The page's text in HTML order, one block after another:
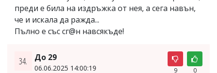
преди е била на издръжка от нея, а сега навън,
че и искала да ражда...
Пълно е със сг@н навсякъде!
34. До 29
06.06.2025 14:00:19 9 0